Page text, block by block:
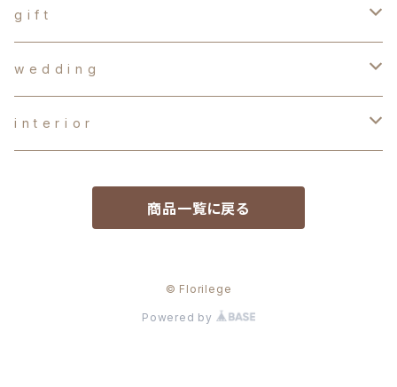
g i f t
d r y f l o w e r s
か す み 草
b a l l o o n f l o w e r
w e d d i n g
オ ー ダ ー ブ ー ケ
テ ー ブ ル フ ラ ワ ー
i n t e r i o r
商品一覧に戻る
© Florilege
Powered by